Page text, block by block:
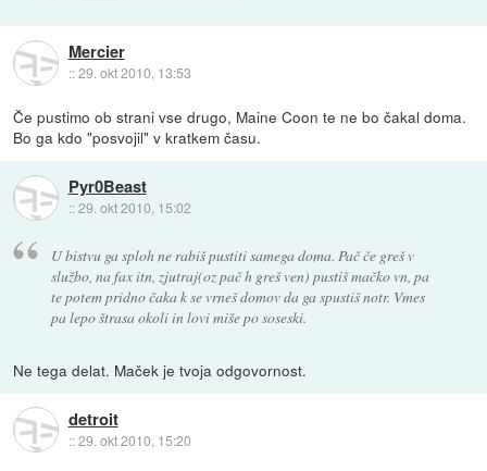
Mercier
::29. okt 2010, 13:53
Če pustimo ob strani vse drugo, Maine Coon te ne bo čakal doma.
Bo ga kdo "posvojil" v kratkem času.
Pyr0Beast
::29. okt 2010, 15:02
U bistvu ga sploh ne rabiš pustiti samega doma. Pač če greš v
službo, na fax itn, zjutraj(oz pač h greš ven) pustiš mačko vn, pa
te potem pridno čaka k se vrneš domov da ga spustiš notr. Vmes
pa lepo štrasa okoli in lovi miše po soseski.
Ne tega delat. Maček je tvoja odgovornost.
detroit
::29. okt 2010, 15:20